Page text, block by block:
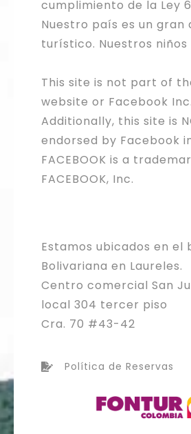
cumplimiento de la Ley
Nuestro país es un gran
turístico. Nuestros niños
This site is not part of
website or Facebook Inc.
Additionally, this site is
endorsed by Facebook
FACEBOOK is a
FACEBOOK, Inc.
Estamos ubicados en el
Bolivariana en Laureles.
Centro comercial San
local 304 tercer piso
Cra. 70 #43-42
Política de Reservas